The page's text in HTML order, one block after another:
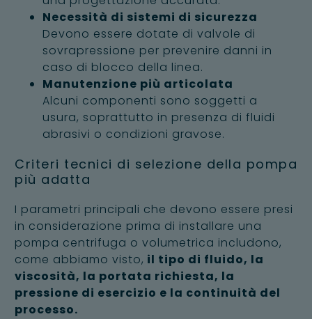
Necessità di sistemi di sicurezza
Devono essere dotate di valvole di
sovrapressione per prevenire danni in
caso di blocco della linea.
Manutenzione più articolata
Alcuni componenti sono soggetti a
usura, soprattutto in presenza di fluidi
abrasivi o condizioni gravose.
Criteri tecnici di selezione della pompa
più adatta
I parametri principali che devono essere presi
in considerazione prima di installare una
pompa centrifuga o volumetrica includono,
come abbiamo visto, il tipo di fluido, la
viscosità, la portata richiesta, la
pressione di esercizio e la continuità del
processo.